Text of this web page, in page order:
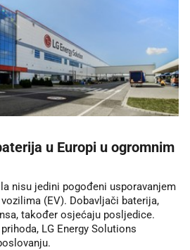
u Europi u ogromnim
nisu jedini pogođeni usporavanjem
(EV). Dobavljači baterija,
također osjećaju posljedice.
LG Energy Solutions